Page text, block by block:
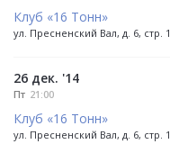
Клуб «16 Тонн»
ул. Пресненский Вал, д. 6, стр. 1
26 дек. '14
Пт 21:00
Клуб «16 Тонн»
ул. Пресненский Вал, д. 6, стр. 1